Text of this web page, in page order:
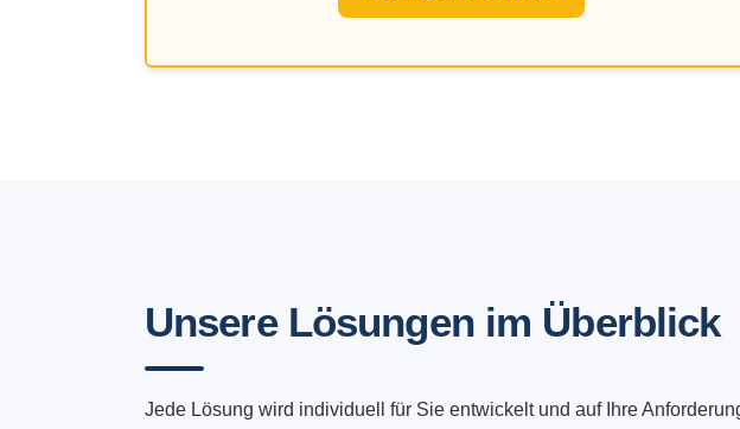
Unsere Lösungen im Überblick
Jede Lösung wird individuell für Sie entwickelt und auf Ihre